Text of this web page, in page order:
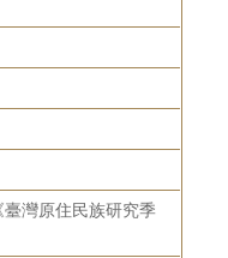
灣原住民族研究季